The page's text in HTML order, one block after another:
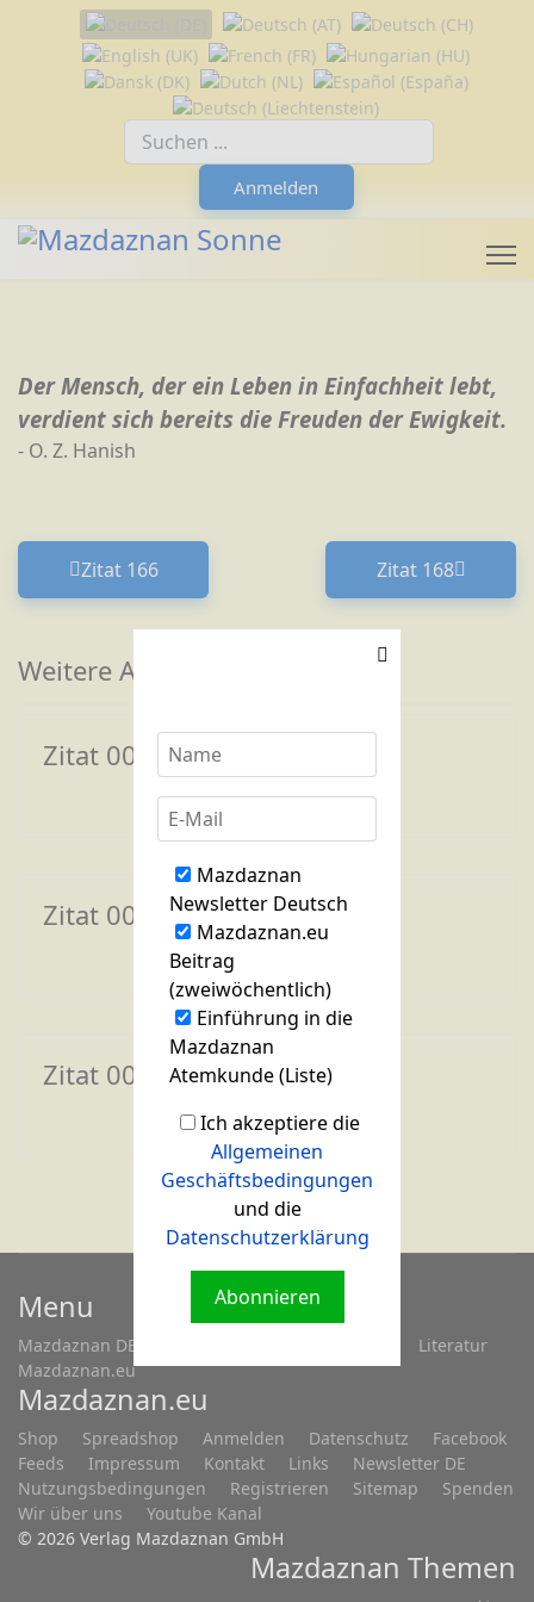
Mazdaznan
Newsletter Deutsch
Mazdaznan.eu
Beitrag
(zweiwöchentlich)
Einführung in die
Mazdaznan
Atemkunde (Liste)
Ich akzeptiere die
Allgemeinen
Geschäftsbedingungen
und die
Datenschutzerklärung
Abonnieren
Sprache auswählen
Anmelden
Der Mensch, der ein Leben in Einfachheit lebt,
verdient sich bereits die Freuden der Ewigkeit.
- O. Z. Hanish
Vorheriger Beitrag: Zitat 166
Zitat 166 Nächster
Zitat 168
Weitere Artikel zum Thema
Zitat 001
Zitat 002
Zitat 003
Menu
Mazdaznan DE
Literatur
Mazdaznan.eu
Mazdaznan.eu
Shop Spreadshop Anmelden Datenschutz
Facebook
Feeds
Impressum Kontakt Links
Newsletter DE
Nutzungsbedingungen
Registrieren Sitemap
Spenden
Wir über uns
Youtube Kanal
© 2026 Verlag Mazdaznan GmbH
Mazdaznan Themen